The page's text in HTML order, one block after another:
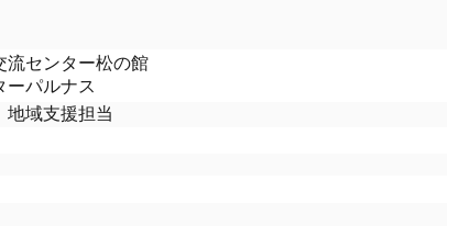
流センター松の館
ーパルナス
域支援担当